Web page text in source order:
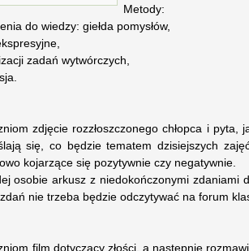
Metody:
do wiedzy: giełda pomysłów,
zadań wytwórczych,
zdjęcie rozzłoszczonego chłopca i pyta,
się, co będzie tematem dzisiejszych
kojarzące się pozytywnie czy negatywnie.
osobie arkusz z niedokończonymi zdaniami
nie trzeba będzie odczytywać na forum
film dotyczący złości, a następnie